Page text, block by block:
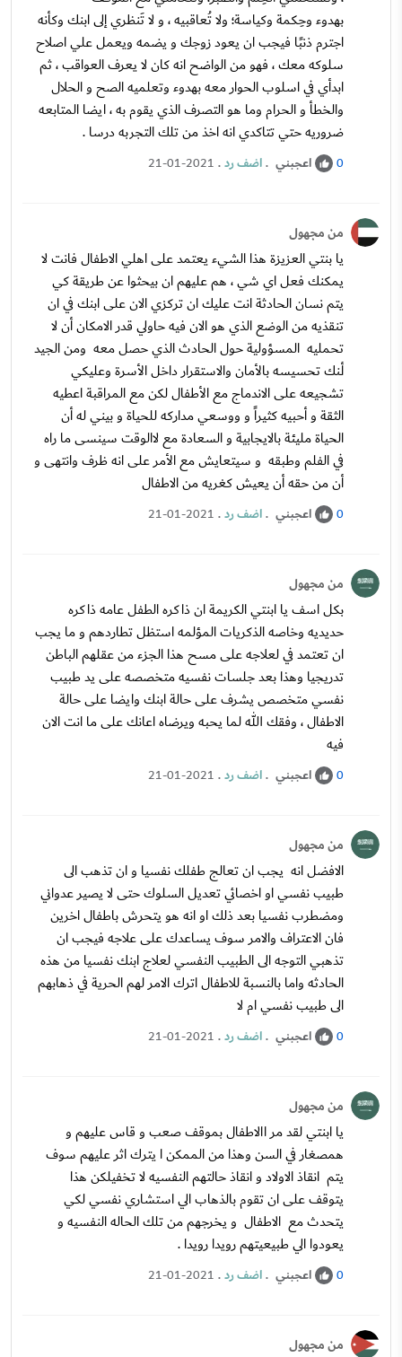
بهدوء وحِكمة وكياسة؛ ولا تُعاقبيه ، و لا تَنظري إلى ابنك وكأنه
اجترم ذنبًا فيجب ان يعود زوجك و يضمه ويعمل علي اصلاح
سلوكه معك ، فهو من الواضح انه كان لا يعرف العواقب ، ثم
ابدأي في اسلوب الحوار معه بهدوء وتعلميه الصح و الحلال
والخطأ و الحرام وما هو التصرف الذي يقوم به ، ايضا المتابعه
ضروريه حتي تتاكدي انه اخذ من تلك التجربه درسا .
0 اعجبني .اضف رد.
21-01-2021
من مجهول
يا بنتي العزيزة هذا الشيء يعتمد على اهلي الاطفال فانت لا
يمكنك فعل اي شي ، هم عليهم ان بيحثوا عن طريقة كي
يتم نسان الحادثة انت عليك ان تركزي الان على ابنك في ان
تنقذيه من الوضع الذي هو الان فيه حاولي قدر الامكان أن لا
تحمليه المسؤولية حول الحادث الذي حصل معه ومن الجيد
أـنك تحسيسه بالأمان والاستقرار داخل الأسرة وعليكي
تشجيعه على الاندماج مع الأطفال لكن مع المراقبة اعطيه
الثقة و أحبيه كثيراً و ووسعي مداركه للحياة و بيني له أن
الحياة مليئة بالايجابية و السعادة مع لاالوقت سينسى ما راه
في الفلم وطبقه و سيتعايش مع الأمر على انه ظرف وانتهى و
أن من حقه أن يعيش كغريه من الاطفال
0 اعجبني .اضف رد.
21-01-2021
من مجهول
بكل اسف يا ابنتي الكريمة ان ذاكره الطفل عامه ذاكره
حديديه وخاصه الذكريات المؤلمه استظل تطاردهم و ما يجب
ان تعتمد في لعلاجه على مسح هذا الجزء من عقلهم الباطن
تدريجيا وهذا بعد جلسات نفسيه متخصصه على يد طبيب
نفسي متخصص يشرف على حالة ابنك وايضا على حالة
الاطفال ، وفقك الله لما يحبه ويرضاه اعانك على ما انت الان
فيه
0 اعجبني .اضف رد.
21-01-2021
من مجهول
الافضل انه يجب ان تعالج طفلك نفسيا و ان تذهب الى
طبيب نفسي او اخصائي تعديل السلوك حتى لا يصير عدواني
ومضطرب نفسيا بعد ذلك او انه هو يتحرش باطفال اخرين
فان الاعتراف والامر سوف يساعدك على علاجه فيجب ان
تذهبي التوجه الى الطبيب النفسي لعلاج ابنك نفسيا من هذه
الحادثه واما بالنسبة للاطفال اترك الامر لهم الحرية في ذهابهم
الى طبيب نفسي ام لا
0 اعجبني .اضف رد.
21-01-2021
من مجهول
يا ابنتي لقد مر االاطفال بموقف صعب و قاس عليهم و
همصغار في السن وهذا من الممكن ا يترك اثر عليهم سوف
يتم انقاذ الاولاد و انقاذ حالتهم النفسيه لا تخفيلكن هذا
يتوقف على ان تقوم بالذهاب الي استشاري نفسي لكي
يتحدث مع الاطفال و يخرجهم من تلك الحاله النفسيه و
يعودوا الي طبيعيتهم رويدا رويدا .
0 اعجبني .اضف رد.
21-01-2021
من مجهول